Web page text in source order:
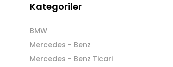
Kategoriler
BMW
Mercedes - Benz
Mercedes - Benz Ticari